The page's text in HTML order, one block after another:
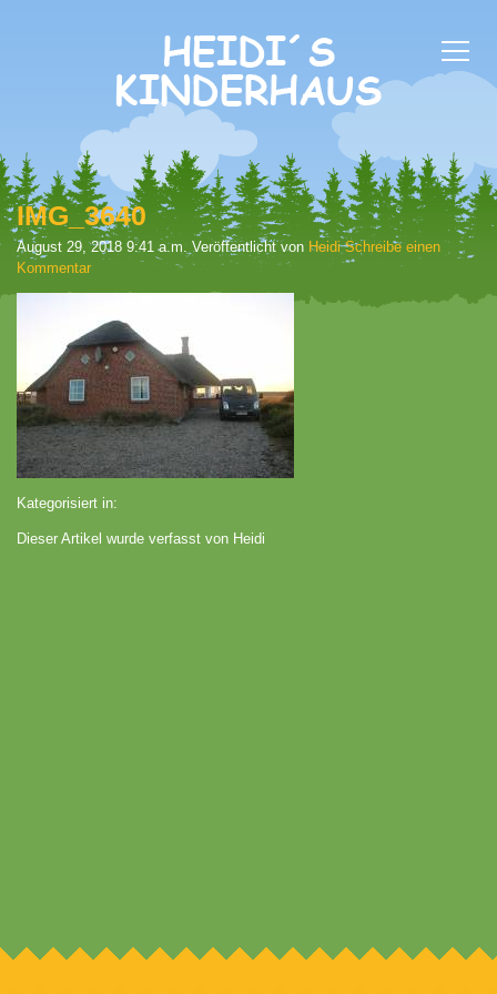
IMG_3640
August 29, 2018 9:41 a.m. Veröffentlicht von Heidi Schreibe einen
Kommentar
Kategorisiert in:
Dieser Artikel wurde verfasst von Heidi